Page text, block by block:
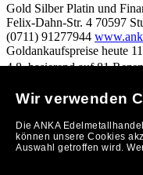
Wir verwenden
Die ANKA
können unsere Cookies
Auswahl getroffen wird.
Gold Silber Platin und
Felix-Dahn-Str. 4 70597
(0711) 91277944
Goldankaufspreise heute
4,8 basierend auf81
So finden Sie uns in
Entfernungsrechner/
Impressum|AGB|
Ihre Merkliste v. 06.08.2026